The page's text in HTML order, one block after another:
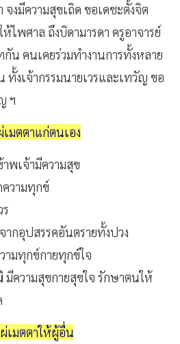
งมีความสุขเถิด ขอเดชะตั้งจิต
พศาล ถึงบิดามารดา ครูอาจารย์
คนเคยร่วมทำงานการทั้งหลาย
งเจ้ากรรมนายเวรและเทวัญ ขอ
ฯ
มตตาแก่ตนเอง
พเจ้ามีความสุข
วามทุกข์
ากอุปสรรคอันตรายทั้งปวง
ามทุกข์กายทุกข์ใจ
มีความสุขกายสุขใจ รักษาตนให้
เมตตาให้ผู้อื่น